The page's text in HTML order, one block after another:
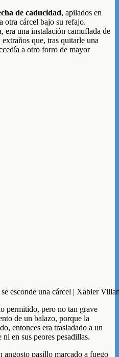
de caducidad, apilados en
otra cárcel bajo su refajo.
era una instalación camuflada de
que, tras quitarle una
a otro forro de mayor
esconde una cárcel | Xabier
permitido, pero no tan grave
de un balazo, porque la
entonces era trasladado a un
en sus peores pesadillas.
angosto pasillo marcado a fuego